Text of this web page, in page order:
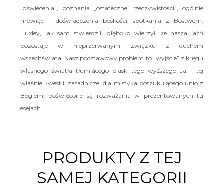
„oświecenia”, poznania „ostatecznej rzeczywistości”, ogólnie
mówiąc – doświadczenia boskości, spotkania z Bóstwem.
Huxley, jak sam stwierdził, głęboko wierzył, że nasza jaźń
pozostaje w nieprzerwanym związku z duchem
wszechświata. Nasz podstawowy problem to „wyjście” z kręgu
własnego światła tłumiącego blask tego wyższego Ja. I tej
właśnie kwestii, zasadniczej dla mistyka poszukującego unio z
Bogiem, poświęcone są rozważania w prezentowanych tu
esejach.
PRODUKTY Z TEJ
SAMEJ KATEGORII